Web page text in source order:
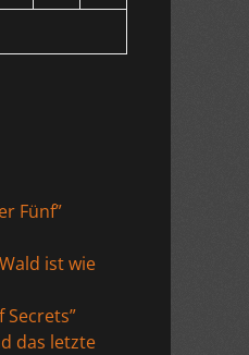
Fünf”
ist wie
Secrets”
das letzte